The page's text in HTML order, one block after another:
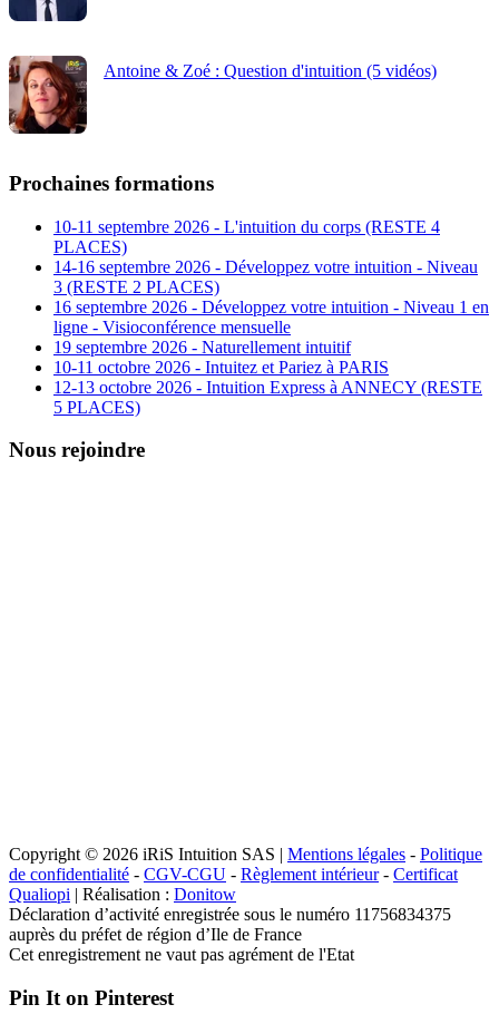
Antoine & Zoé : Question d'intuition (5 vidéos)
Prochaines formations
10-11 septembre 2026 - L'intuition du corps (RESTE 4
PLACES)
14-16 septembre 2026 - Développez votre intuition - Niveau
3 (RESTE 2 PLACES)
16 septembre 2026 - Développez votre intuition - Niveau 1 en
ligne - Visioconférence mensuelle
19 septembre 2026 - Naturellement intuitif
10-11 octobre 2026 - Intuitez et Pariez à PARIS
12-13 octobre 2026 - Intuition Express à ANNECY (RESTE
5 PLACES)
Nous rejoindre
Copyright © 2026 iRiS Intuition SAS | Mentions légales - Politique
de confidentialité - CGV-CGU - Règlement intérieur- Certificat
Qualiopi | Réalisation : Donitow
Déclaration d’activité enregistrée sous le numéro 11756834375
auprès du préfet de région d’Ile de France
Cet enregistrement ne vaut pas agrément de l'Etat
Pin It on Pinterest